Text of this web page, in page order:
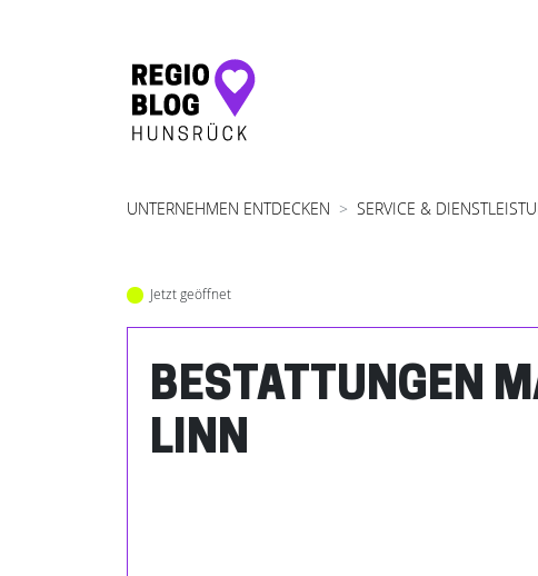
Hauptnavigation
UNTERNEHMEN ENTDECKEN SERVICE &
Jetzt geöffnet
BESTATTUNGEN
LINN